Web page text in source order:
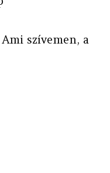
szívemen, a